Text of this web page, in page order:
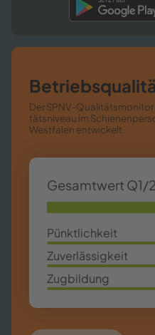
Der SPNV-​​
täts­ni­veau im
Westfalen ent­wi­ckelt.
Ge­samt­wert Q1/
85,63%
Pünkt­lich­keit
70,4%
Zu­ver­läs­sig­keit
95,7%
Zug­bil­dung
97,2%